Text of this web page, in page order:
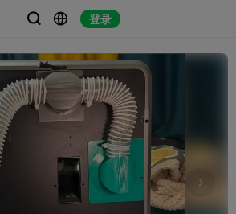
  登录
 